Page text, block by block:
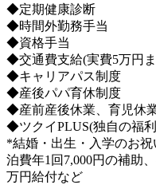
◆定期健康診断
◆時間外勤務手当
◆資格手当
◆交通費支給(実費5万円
◆キャリアパス制度
◆産後パパ育休制度
◆産前産後休業、育児休
◆ツクイPLUS(独自の福
*結婚・出生・入学のお祝
泊費年1回7,000円の補助
万円給付など